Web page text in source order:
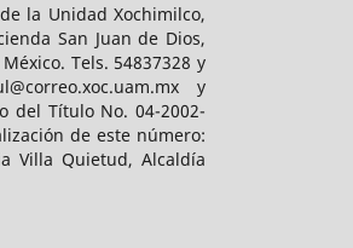
la Unidad Xochimilco,
San Juan de Dios,
Tels. 54837328 y
y
del Título No. 04-2002-
de este número:
Villa Quietud, Alcaldía